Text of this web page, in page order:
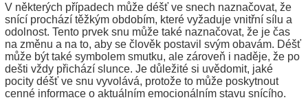
V některých případech může déšť ve snech naznačovat, že
snící prochází těžkým obdobím, které vyžaduje vnitřní sílu a
odolnost. Tento prvek snu může také naznačovat, že je čas
na změnu a na to, aby se člověk postavil svým obavám. Déšť
může být také symbolem smutku, ale zároveň i naděje, že po
dešti vždy přichází slunce. Je důležité si uvědomit, jaké
pocity déšť ve snu vyvolává, protože to může poskytnout
cenné informace o aktuálním emocionálním stavu snícího.